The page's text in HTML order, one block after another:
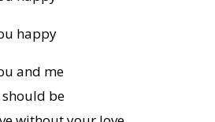
happy
and me
be